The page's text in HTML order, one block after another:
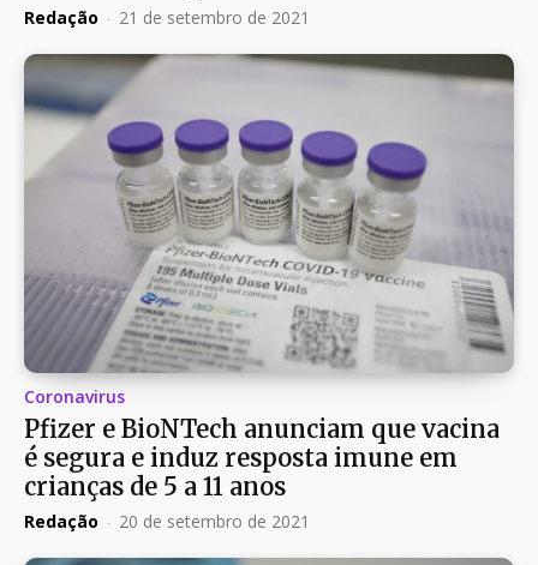
Redação - 21 de setembro de 2021
Coronavirus
Pfizer e BioNTech anunciam que vacina
é segura e induz resposta imune em
crianças de 5 a 11 anos
Redação - 20 de setembro de 2021